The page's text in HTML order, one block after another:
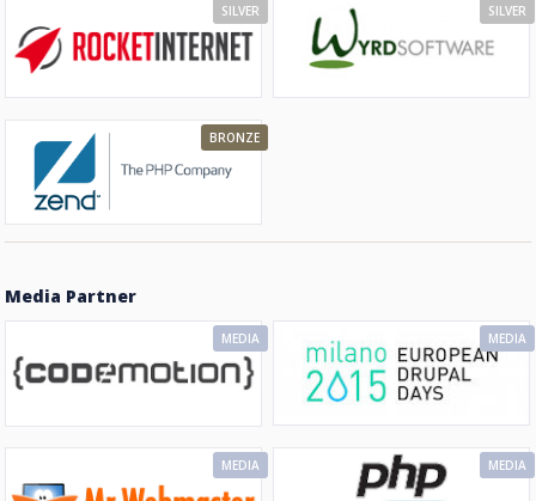
SILVER SILVER
BRONZE
Media Partner
MEDIA MEDIA
MEDIA MEDIA